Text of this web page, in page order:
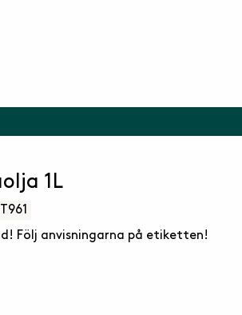
1L
Följ anvisningarna på etiketten!